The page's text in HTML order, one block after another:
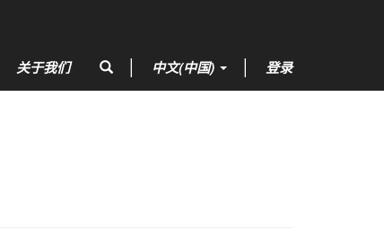
关于我们 中文(中国) 登录